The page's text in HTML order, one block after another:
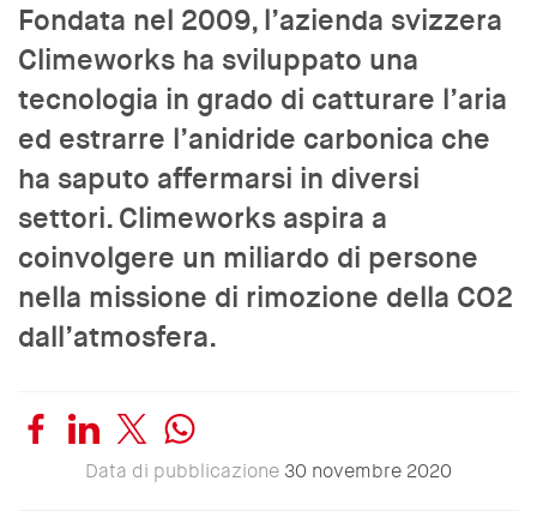
Fondata nel 2009, l’azienda svizzera
Climeworks ha sviluppato una
tecnologia in grado di catturare l’aria
ed estrarre l’anidride carbonica che
ha saputo affermarsi in diversi
settori. Climeworks aspira a
coinvolgere un miliardo di persone
nella missione di rimozione della CO2
dall’atmosfera.
Data di pubblicazione 30 novembre 2020